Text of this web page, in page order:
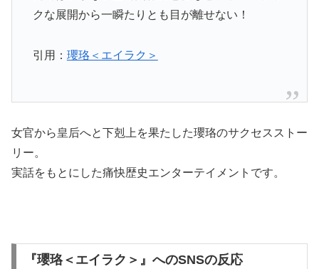
クな展開から一瞬たりとも目が離せない！
引用： 瓔珞＜エイラク＞
女官から皇后へと下剋上を果たした瓔珞のサクセスストー
リー。
実話をもとにした痛快歴史エンターテイメントです。
『瓔珞＜エイラク＞』へのSNSの反応